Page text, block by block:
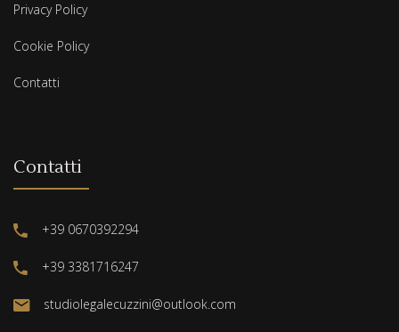
Privacy Policy
Cookie Policy
Contatti
Contatti
+39 0670392294
+39 3381716247
studiolegalecuzzini@outlook.com